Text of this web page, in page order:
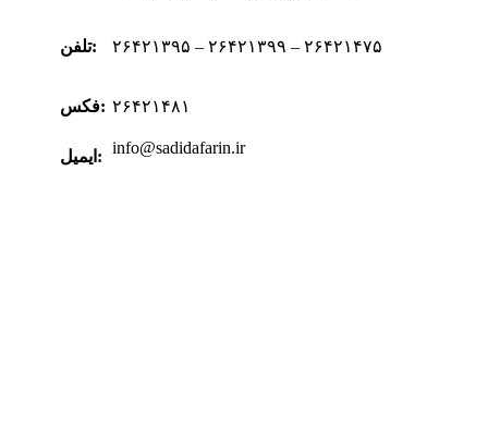
تلفن: ۲۶۴۲۱۳۹۵ – ۲۶۴۲۱۳۹۹ – ۲۶۴۲۱۴۷۵
فکس: ۲۶۴۲۱۴۸۱
ایمیل: info@sadidafarin.ir